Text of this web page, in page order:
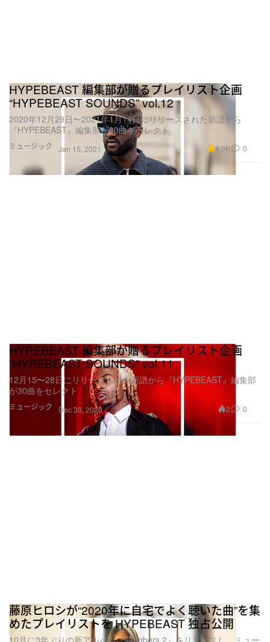
ミュージック
HYPEBEAST 編集部が贈るプレイリスト企画
“HYPEBEAST SOUNDS” vol.12
2020年12月29日〜2021年1月14日にリリースされた新譜から
『HYPEBEAST』編集部が30曲をセレクト
Jan 15, 2021 4.0K 0
ミュージック
HYPEBEAST 編集部が贈るプレイリスト企画
“HYPEBEAST SOUNDS” vol.11
12月15〜28日にリリースされた新譜から『HYPEBEAST』編集部
が30曲をセレクト
Dec 30, 2020 2 0
藤原ヒロシが“2020年に自宅でよく聴いた曲”を集
めたプレイリストを HYPEBEAST 独占公開